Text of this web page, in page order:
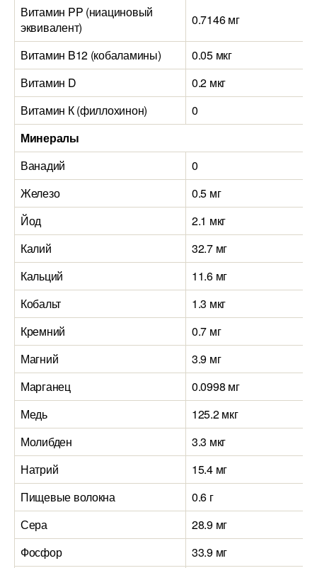
Витамин PP (ниациновый
эквивалент)
0.7146 мг
Витамин B12 (кобаламины)
0.05 мкг
Витамин D
0.2 мкг
Витамин К (филлохинон)
0
Минералы
Ванадий
0
Железо
0.5 мг
Йод
2.1 мкг
Калий
32.7 мг
Кальций
11.6 мг
Кобальт
1.3 мкг
Кремний
0.7 мг
Магний
3.9 мг
Марганец
0.0998 мг
Медь
125.2 мкг
Молибден
3.3 мкг
Натрий
15.4 мг
Пищевые волокна
0.6 г
Сера
28.9 мг
Фосфор
33.9 мг